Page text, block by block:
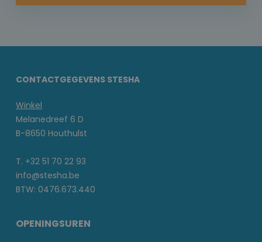
CONTACTGEGEVENS STESHA
Winkel
Melanedreef 6 D
B-8650 Houthulst
T. +32 51 70 22 93
info@stesha.be
BTW: 0476.673.440
OPENINGSUREN